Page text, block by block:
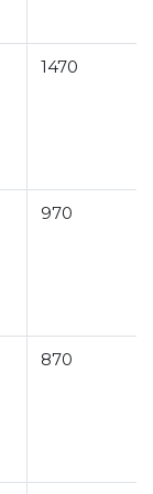
1470
970
870